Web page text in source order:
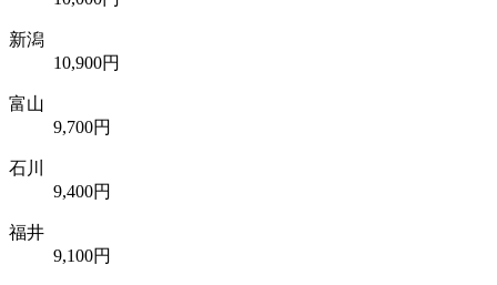
新潟
10,900円
富山
9,700円
石川
9,400円
福井
9,100円